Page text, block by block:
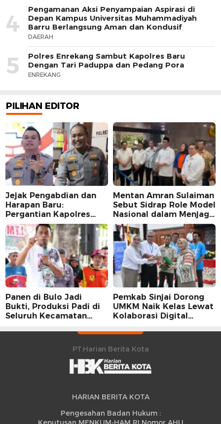
4
Pengamanan Aksi Penyampaian Aspirasi di
Depan Kampus Universitas Muhammadiyah
Barru Berlangsung Aman dan Kondusif
DAERAH
5
Polres Enrekang Sambut Kapolres Baru
Dengan Tari Paduppa dan Pedang Pora
ENREKANG
PILIHAN EDITOR
Jejak Pengabdian dan
Harapan Baru:
Pergantian Kapolres
Sidrap dalam Perspektif
Karier Dua Perwira
Mentan Amran Sulaiman
Sebut Sidrap Role Model
Nasional dalam Menjaga
Stabilitas Harga Telur
Panen di Bulo Jadi
Bukti, Produksi Padi di
Seluruh Kecamatan
Peningkatan
Pemkab Sinjai Dorong
UMKM Naik Kelas Lewat
Kolaborasi Digital
PT.Harian Berita Kota
HARIAN BERITA KOTA
Pengesahan Badan Hukum :